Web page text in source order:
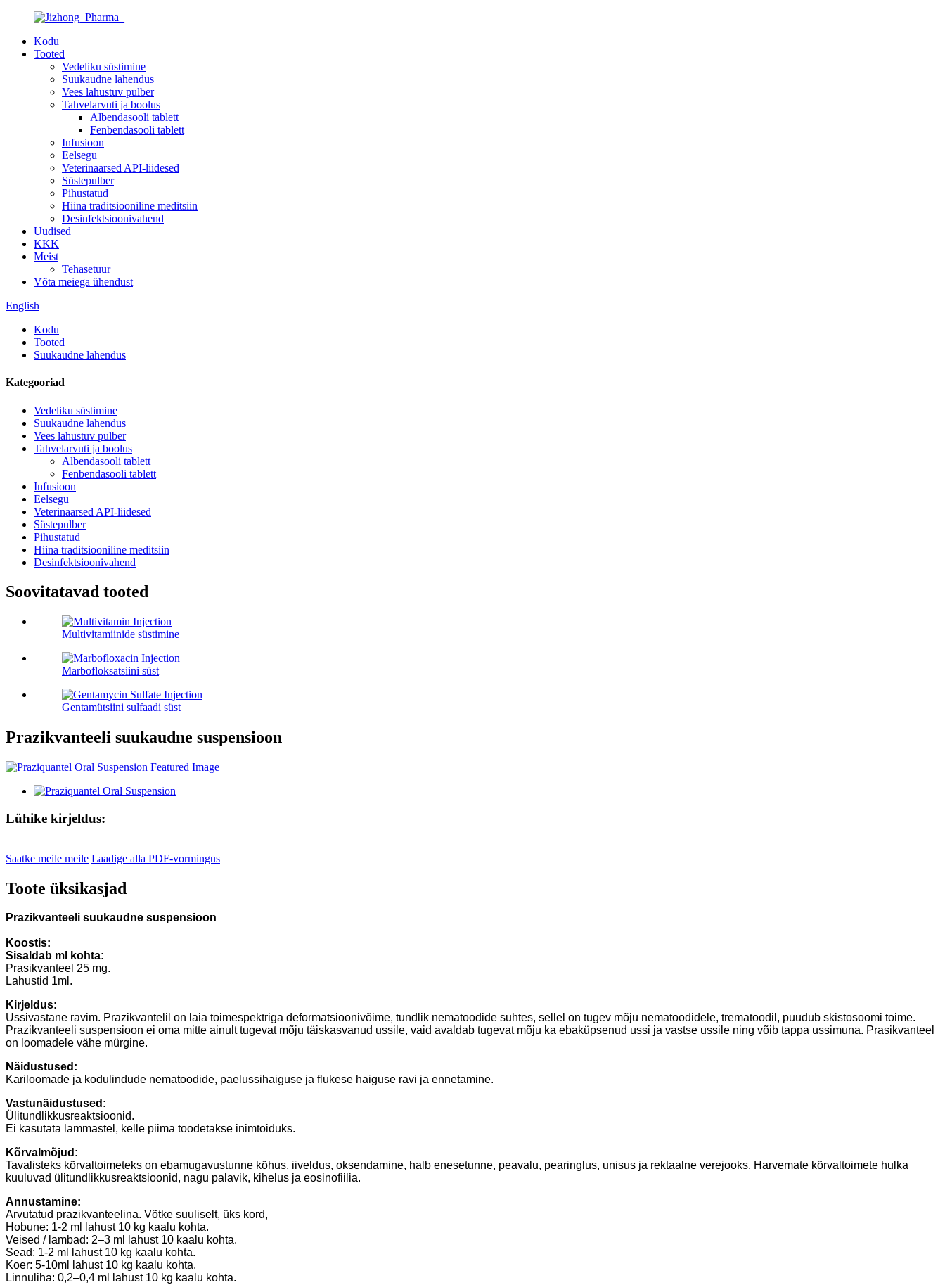
Kodu
Tooted
Vedeliku süstimine
Suukaudne lahendus
Vees lahustuv pulber
Tahvelarvuti ja boolus
Albendasooli tablett
Fenbendasooli tablett
Infusioon
Eelsegu
Veterinaarsed API-liidesed
Süstepulber
Pihustatud
Hiina traditsiooniline meditsiin
Desinfektsioonivahend
Uudised
KKK
Meist
Tehasetuur
Võta meiega ühendust
English
Kodu
Tooted
Suukaudne lahendus
Kategooriad
Vedeliku süstimine
Suukaudne lahendus
Vees lahustuv pulber
Tahvelarvuti ja boolus
Albendasooli tablett
Fenbendasooli tablett
Infusioon
Eelsegu
Veterinaarsed API-liidesed
Süstepulber
Pihustatud
Hiina traditsiooniline meditsiin
Desinfektsioonivahend
Soovitatavad tooted
Multivitamiinide süstimine
Marbofloksatsiini süst
Gentamütsiini sulfaadi süst
Prazikvanteeli suukaudne suspensioon
Lühike kirjeldus:
Saatke meile meile Laadige alla PDF-vormingus
Toote üksikasjad
Prazikvanteeli suukaudne suspensioon
Koostis:
Sisaldab ml kohta:
Prasikvanteel 25 mg.
Lahustid 1ml.
Kirjeldus:
Ussivastane ravim. Prazikvantelil on laia toimespektriga deformatsioonivõime, tundlik nematoodide suhtes, sellel on tugev mõju nematoodidele, trematoodil, puudub skistosoomi toime.
Prazikvanteeli suspensioon ei oma mitte ainult tugevat mõju täiskasvanud ussile, vaid avaldab tugevat mõju ka ebaküpsenud ussi ja vastse ussile ning võib tappa ussimuna. Prasikvanteel
on loomadele vähe mürgine.
Näidustused:
Kariloomade ja kodulindude nematoodide, paelussihaiguse ja flukese haiguse ravi ja ennetamine.
Vastunäidustused:
Ülitundlikkusreaktsioonid.
Ei kasutata lammastel, kelle piima toodetakse inimtoiduks.
Kõrvalmõjud:
Tavalisteks kõrvaltoimeteks on ebamugavustunne kõhus, iiveldus, oksendamine, halb enesetunne, peavalu, pearinglus, unisus ja rektaalne verejooks. Harvemate kõrvaltoimete hulka
kuuluvad ülitundlikkusreaktsioonid, nagu palavik, kihelus ja eosinofiilia.
Annustamine:
Arvutatud prazikvanteelina. Võtke suuliselt, üks kord,
Hobune: 1-2 ml lahust 10 kg kaalu kohta.
Veised / lambad: 2–3 ml lahust 10 kaalu kohta.
Sead: 1-2 ml lahust 10 kg kaalu kohta.
Koer: 5-10ml lahust 10 kg kaalu kohta.
Linnuliha: 0,2–0,4 ml lahust 10 kg kaalu kohta.